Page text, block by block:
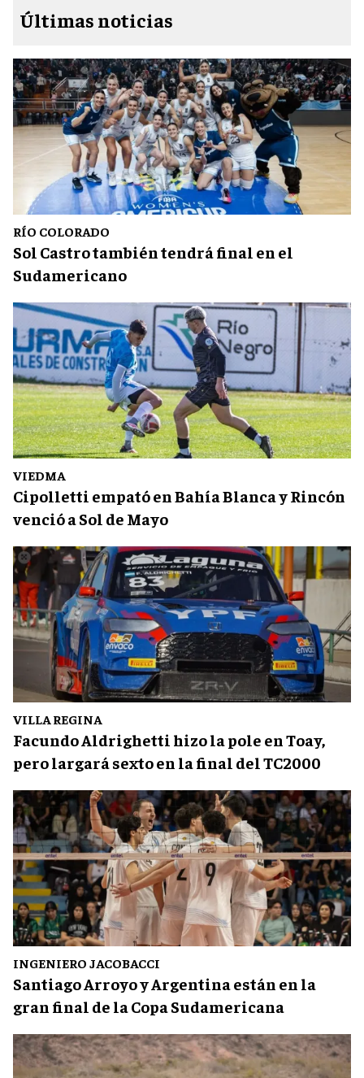
Últimas noticias
RÍO COLORADO
Sol Castro también tendrá final en el
Sudamericano
VIEDMA
Cipolletti empató en Bahía Blanca y Rincón
venció a Sol de Mayo
VILLA REGINA
Facundo Aldrighetti hizo la pole en Toay,
pero largará sexto en la final del TC2000
INGENIERO JACOBACCI
Santiago Arroyo y Argentina están en la
gran final de la Copa Sudamericana